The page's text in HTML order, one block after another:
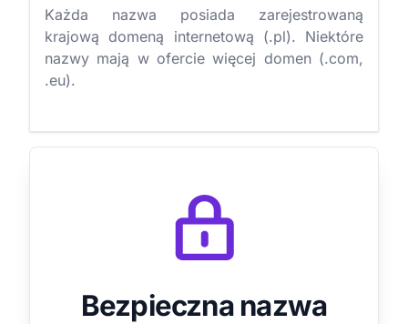
Każda nazwa posiada zarejestrowaną
krajową domeną internetową (.pl). Niektóre
nazwy mają w ofercie więcej domen (.com,
.eu).
Bezpieczna nazwa